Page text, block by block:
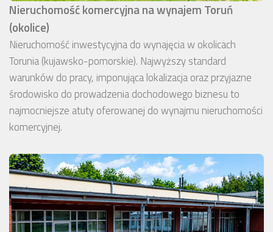
Nieruchomość komercyjna na wynajem Toruń
(okolice)
Nieruchomość inwestycyjna do wynajęcia w okolicach
Torunia (kujawsko-pomorskie). Najwyższy standard
warunków do pracy, imponująca lokalizacja oraz przyjazne
środowisko do prowadzenia dochodowego biznesu to
najmocniejsze atuty oferowanej do wynajmu nieruchomości
komercyjnej.